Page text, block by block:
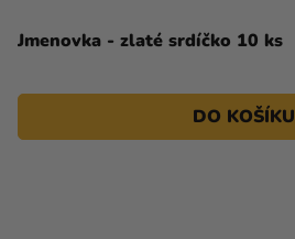
Jmenovka - zlaté srdíčko 10 ks
DO KOŠÍKU